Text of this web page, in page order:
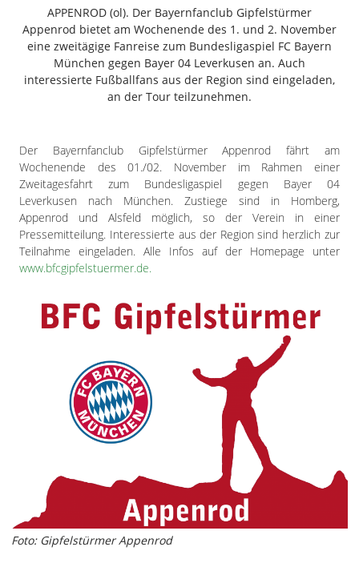
Freiensteinau
Gemünden
Grebenau
Grebenhain
Herbstein
Lautertal
Mücke
Schwalmtal
Ulrichstein
Wartenberg
Schwalm
Gießen
Impressum
Datenschutzerklärung
APPENROD (ol). Der Bayernfanclub Gipfelstürmer
Appenrod bietet am Wochenende des 1. und 2. November
eine zweitägige Fanreise zum Bundesligaspiel FC Bayern
München gegen Bayer 04 Leverkusen an. Auch
interessierte Fußballfans aus der Region sind eingeladen,
an der Tour teilzunehmen.
Der Bayernfanclub Gipfelstürmer Appenrod fährt am
Wochenende des 01./02. November im Rahmen einer
Zweitagesfahrt zum Bundesligaspiel gegen Bayer 04
Leverkusen nach München. Zustiege sind in Homberg,
Appenrod und Alsfeld möglich, so der Verein in einer
Pressemitteilung. Interessierte aus der Region sind herzlich zur
Teilnahme eingeladen. Alle Infos auf der Homepage unter
www.bfcgipfelstuermer.de.
Foto: Gipfelstürmer Appenrod